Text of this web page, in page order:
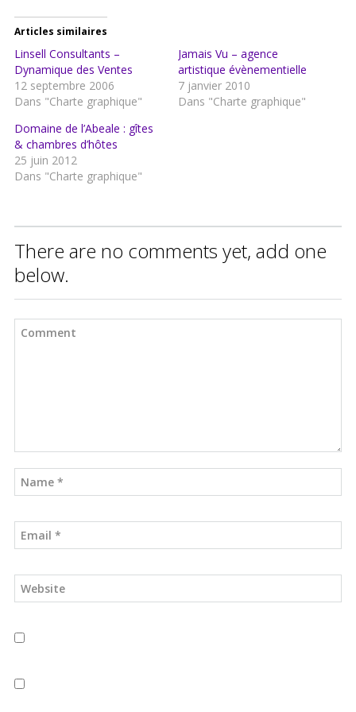
Articles similaires
Linsell Consultants –
Dynamique des Ventes
12 septembre 2006
Dans "Charte graphique"
Jamais Vu – agence
artistique évènementielle
7 janvier 2010
Dans "Charte graphique"
Domaine de l’Abeale : gîtes
& chambres d’hôtes
25 juin 2012
Dans "Charte graphique"
There are no comments yet, add one
below.